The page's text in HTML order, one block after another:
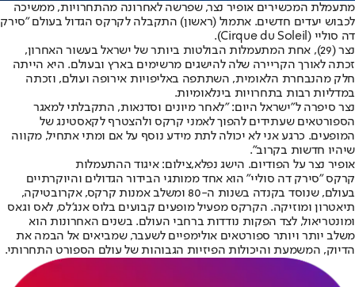
מתעמלת המכשירים אופיר נצר, שפרשה לאחרונה מהתחרויות, ממשיכה
לכבוש יעדים חדשים. אתמול (ראשון) התקבלה לקרקס הגדול בעולם "סירק
דה סוליי (Cirque du Soleil).
נצר (29), אחת המתעמלות הבולטות ביותר של ישראל בעשור האחרון,
זכתה לאורך הקריירה שלה להישגים מרשימים בארץ ובעולם. היא הייתה
חלק מהנבחרת הלאומית, השתתפה באליפויות אירופה ועולם, וזכתה
במדליות רבות בתחרויות בינלאומיות.
נצר סיפרה ל"ישראל היום: "לאחר מיונים וסדנאות, התקבלתי למאגר
הספורטאים שעתידים להפוך לאמני קרקס ולהצטרף לקאסטינג של
המופעים. כרגע אני לא יכולה לתת מידע נוסף על אם ומתי אתחיל, מקווה
שיהיו חדשות בקרוב".
אופיר נצר על הפודיום. הישג נפלא,צילום: איגוד ההתעמלות
קרקס "סירק דה סוליי" הוא אחד ממותגי הבידור הגדולים והיוקרתיים
בעולם, שנוסד בקנדה בשנות ה-80 ומשלב אמנות קרקס, אקרובטיקה,
תיאטרון ומוזיקה. הקרקס מפעיל מופעים קבועים בלוס אנג'לס, לאס וגאס
ומונטריאול, לצד הפקות נודדות ברחבי העולם. בשנים האחרונות הוא
משלב יותר ויותר ספורטאים אולימפיים לשעבר, שמביאים אל הבמה את
הדיוק, המשמעת והיכולות הפיזיות הגבוהות של עולם הספורט התחרותי.